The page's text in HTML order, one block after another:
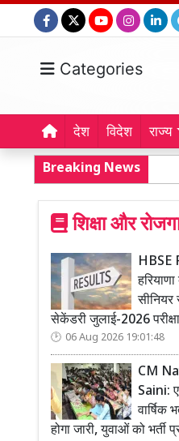
Categories
देश विदेश राज्य
Breaking News
शिक्षा और
HBSE
सेकेंडरी जुलाई-2026
06 Aug 2026 19:01:48
CM
Saini:
वार्षिक
होगा जारी, युवाओं को भर्ती